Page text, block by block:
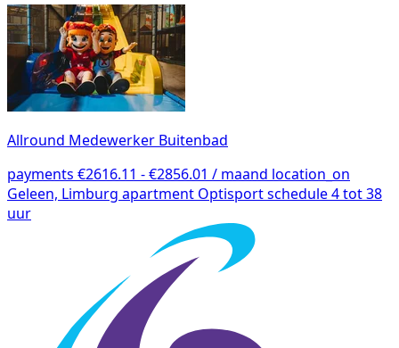
Allround Medewerker Buitenbad
payments €2616.11 - €2856.01 / maand location_on
Geleen, Limburg apartment Optisportschedule4 tot 38
uur